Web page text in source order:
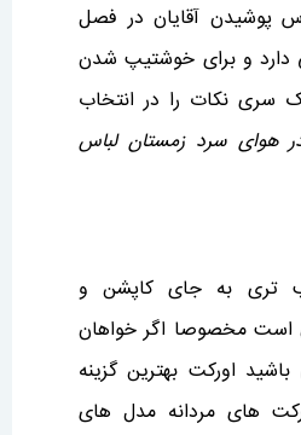
پوشیدن آقایان در فصل
و برای خوشتیپ شدن
سری نکات را در انتخاب
هوای سرد زمستان لباس
تری به جای کاپشن و
است مخصوصا اگر خواهان
باشید اورکت بهترین گزینه
های مردانه مدل های